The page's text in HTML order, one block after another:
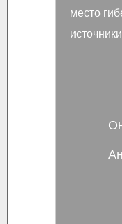
место